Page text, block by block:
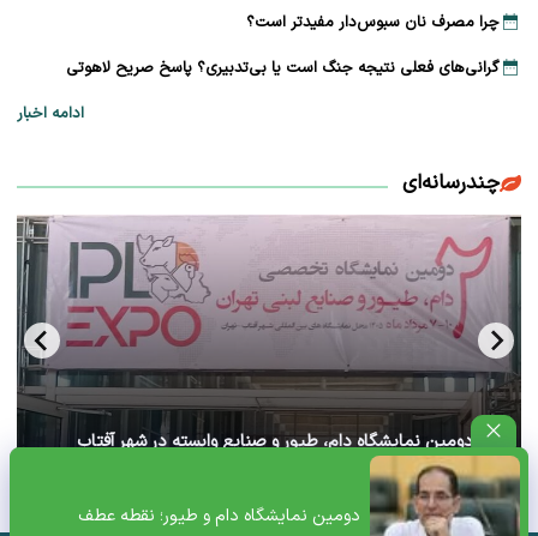
دومین نمایشگاه دام و طیور؛ نقطه عطف
چرا مصرف نان سبوس‌دار مفیدتر است؟
گرانی‌های فعلی نتیجه جنگ است یا بی‌تدبیری؟ پاسخ صریح لاهوتی
ادامه اخبار
چندرسانه‌ای
آغاز دومین نمایشگاه دام، طیور و صنایع وابسته در شهر آفتاب
تهران+ ویدئو